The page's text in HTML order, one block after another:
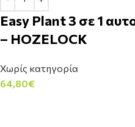
Easy Plant 3 σε 1
– HOZELOCK
Χωρίς κατηγορία
64,80€